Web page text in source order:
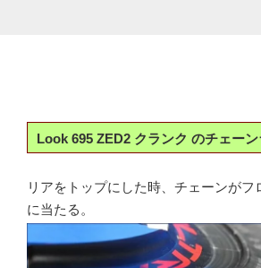
Look 695 ZED2 クランク のチェー
リアをトップにした時、チェーンがフ
に当たる。